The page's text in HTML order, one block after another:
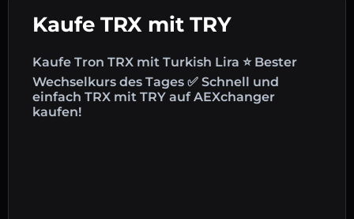
Kaufe TRX mit TRY
Kaufe Tron TRX mit Turkish Lira ⭐ Bester
Wechselkurs des Tages ✅ Schnell und
einfach TRX mit TRY auf AEXchanger
kaufen!